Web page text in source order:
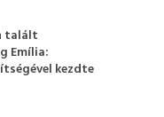
talált
Emília:
kezdte